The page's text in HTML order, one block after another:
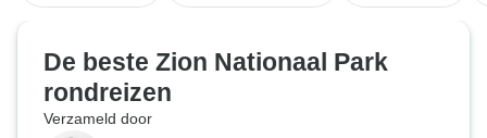
De beste Zion Nationaal Park
rondreizen
Verzameld door